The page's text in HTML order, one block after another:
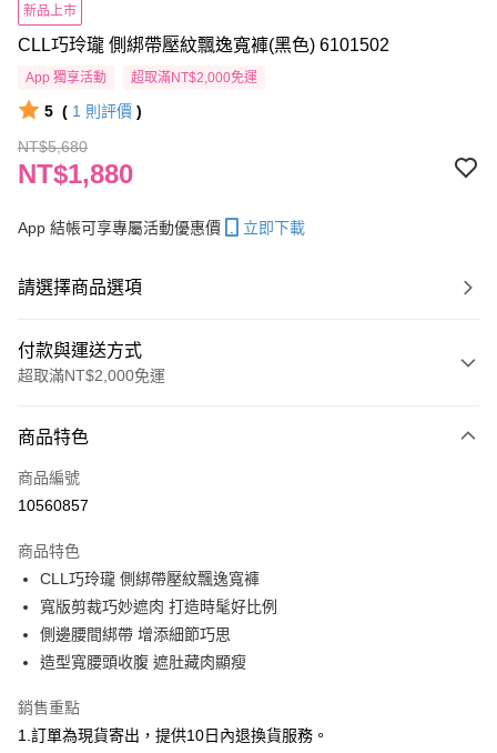
新品上市
CLL巧玲瓏 側綁帶壓紋飄逸寬褲(黑色) 6101502
App 獨享活動 超取滿NT$2,000免運
5 ( 1 則評價 )
NT$5,680
NT$1,880
App 結帳可享專屬活動優惠價 立即下載
請選擇商品選項
付款與運送方式
超取滿NT$2,000免運
信用卡一次付款
信用卡分期付款
合作金庫商業銀行
華南商業銀行
上海商業儲蓄銀行
台北富邦商業銀行
國泰世華商業銀行
臺灣中小企業銀行
聯邦商業銀行
元大商業銀行
永豐商業銀行
超商取貨付款
LINE Pay
Apple Pay
悠遊付
商品特色
商品編號
10560857
商品特色
CLL巧玲瓏 側綁帶壓紋飄逸寬褲
寬版剪裁巧妙遮肉 打造時髦好比例
側邊腰間綁帶 增添細節巧思
造型寬腰頭收腹 遮肚藏肉顯瘦
銷售重點
1.訂單為現貨寄出，提供10日內退換貨服務。